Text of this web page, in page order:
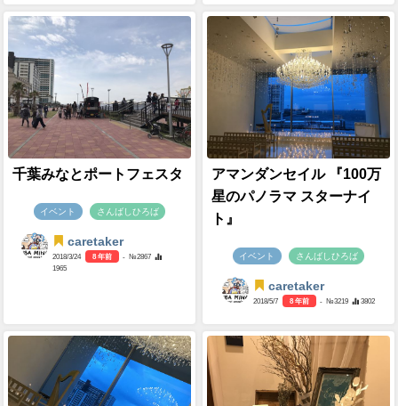
千葉みなとポートフェスタ
イベント さんばしひろば
caretaker
2018/3/24 8 年前
- №2867
1965
アマンダンセイル 『100万
星のパノラマ スターナイ
ト』
イベント さんばしひろば
caretaker
2018/5/7 8 年前 - №3219 3802